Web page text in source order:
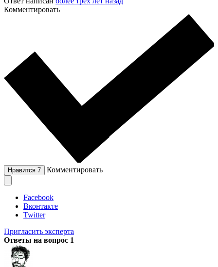
Комментировать
Нравится 7 Комментировать
Facebook
Вконтакте
Twitter
Пригласить эксперта
Ответы на вопрос 1